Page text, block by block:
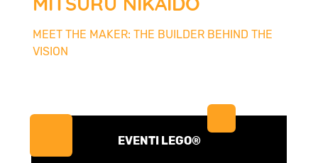
MEET THE MAKER: THE BUILDER BEHIND THE
VISION
EVENTI LEGO®